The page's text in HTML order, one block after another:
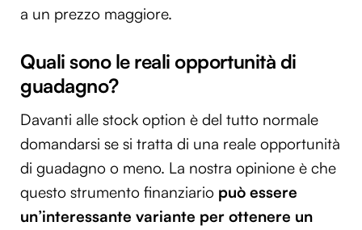
a un prezzo maggiore.
Quali sono le reali opportunità di
guadagno?
Davanti alle stock option è del tutto normale
domandarsi se si tratta di una reale opportunità
di guadagno o meno. La nostra opinione è che
questo strumento finanziario può essere
un’interessante variante per ottenere un